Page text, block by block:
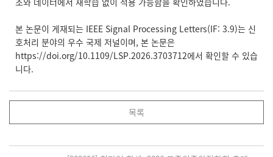
본 논문이 게재되는 IEEE Signal Processing Letters(IF: 3.9)는 신
호처리 분야의 우수 국제 저널이며, 본 논문은
https://doi.org/10.1109/LSP.2026.3703712에서 확인할 수 있습
니다.
목록